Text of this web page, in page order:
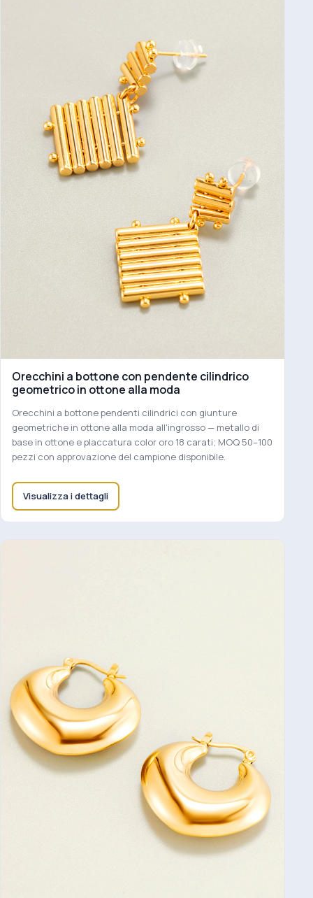
Orecchini a bottone con pendente cilindrico
geometrico in ottone alla moda
Orecchini a bottone pendenti cilindrici con giunture
geometriche in ottone alla moda all'ingrosso — metallo di
base in ottone e placcatura color oro 18 carati; MOQ 50–100
pezzi con approvazione del campione disponibile.
Visualizza i dettagli